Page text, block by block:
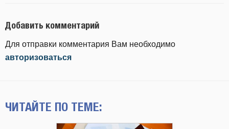
Добавить комментарий
Для отправки комментария Вам необходимо
авторизоваться
ЧИТАЙТЕ ПО ТЕМЕ: